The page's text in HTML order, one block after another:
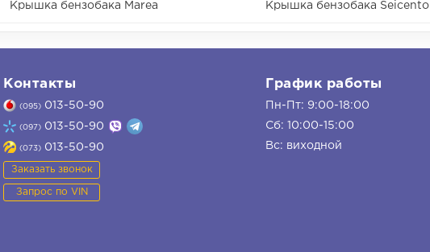
Крышка бензобака Marea
Крышка бензобака Seicento
Контакты
(095) 013-50-90
(097) 013-50-90
(073) 013-50-90
Заказать звонок
Запрос по VIN
График работы
Пн-Пт: 9:00-18:00
Сб: 10:00-15:00
Вс: виходной